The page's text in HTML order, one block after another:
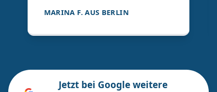
MARINA F. AUS BERLIN
Jetzt bei Google weitere